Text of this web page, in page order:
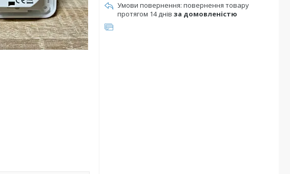
повернення товару
протягом 14 днів за домовленістю